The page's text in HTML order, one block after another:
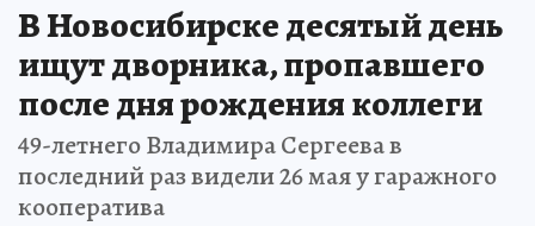
В Новосибирске десятый день
ищут дворника, пропавшего
после дня рождения коллеги
49-летнего Владимира Сергеева в
последний раз видели 26 мая у гаражного
кооператива